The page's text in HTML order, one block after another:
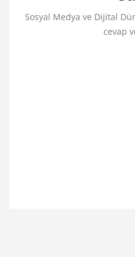
Sosyal Medya ve Dijital
cevap